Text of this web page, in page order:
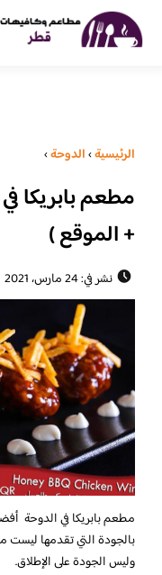
الرئيسية›الدوحة›
مطعم بابريكا
+ الموقع )
نشر في: 24 مارس، 2021
مطعم بابريكا في الدوحة
بالجودة التي تقدمها ليست
وليس الجودة على الإطلاق.